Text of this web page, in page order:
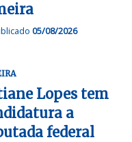
05/08/2026
Lopes tem
a
federal